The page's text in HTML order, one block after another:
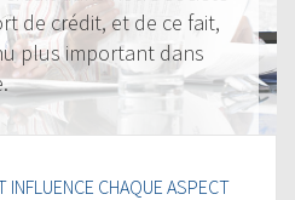
de crédit, et de ce fait,
plus important dans
INFLUENCE CHAQUE ASPECT